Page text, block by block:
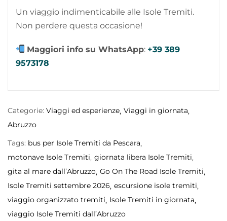
Un viaggio indimenticabile alle Isole Tremiti.
Non perdere questa occasione!
Maggiori info su WhatsApp: +39 389
9573178
Categorie: Viaggi ed esperienze Viaggi in giornata
Abruzzo
Tags: bus per Isole Tremiti da Pescara
motonave Isole Tremiti giornata libera Isole Tremiti
gita al mare dall’Abruzzo Go On The Road Isole Tremiti
Isole Tremiti settembre 2026 escursione isole tremiti
viaggio organizzato tremiti Isole Tremiti in giornata
viaggio Isole Tremiti dall’Abruzzo